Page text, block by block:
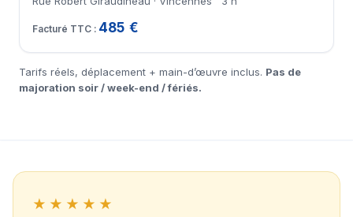
485 €
Tarifs réels, déplacement + main-d’œuvre inclus. Pas de
majoration soir / week-end / fériés.
★★★★★